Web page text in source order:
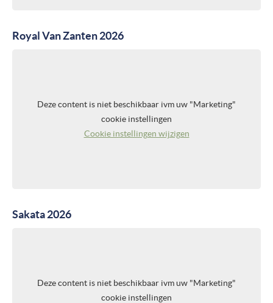
Royal Van Zanten 2026
Deze content is niet beschikbaar ivm uw "Marketing"
cookie instellingen
Cookie instellingen wijzigen
Sakata 2026
Deze content is niet beschikbaar ivm uw "Marketing"
cookie instellingen